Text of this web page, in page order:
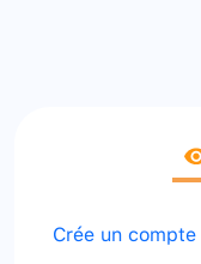
Crée un compte